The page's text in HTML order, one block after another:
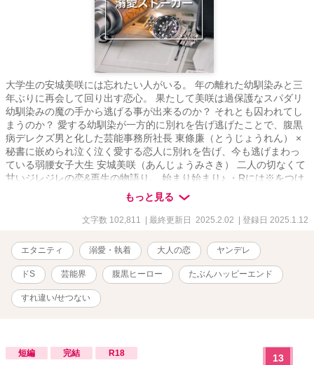
大学生の安城美咲には忘れたい人がいる。 年の離れた幼馴染みと三
年ぶりに再会して回り出す恋心。 果たして美咲は過保護なスパダリ
幼馴染みの魔の手から逃げる事が出来るのか？ それとも囚われてし
まうのか？ 愛する幼馴染が一方的に別れを告げ逃げたことで、腹黒
病デレクズ男と化した芸能事務所社長 東條廉（とうじょうれん） ×
秘書に嵌められ泣く泣く愛する恋人に別れを告げ、今も逃げまわっ
ている弱腰女子大生 安城美咲（あんじょうみさき） 二人の切なくて
甘いジレジレの恋&再生の物語り。 始まり始まり♪ ・Rには※をつけ
ます。 ・同意のないR描写があります。苦手な方はご自衛ください
ませ。（両片思いに伴うすれ違いのため） ※数年前に書いた作品を
大幅に見直し、改稿したものになります。 いくつかエピソードも追
だけるかなと。
もっと見る
文字数 102,811 | 最終更新日 2025.2.02 | 登録日 2025.1.12
エタニティ 溺愛・執着 大人の恋 ヤンデレ
ドS 芸能界 腹黒ヒーロー たぶんハッピーエンド
すれ違い/せつない
短編 完結 R18 13